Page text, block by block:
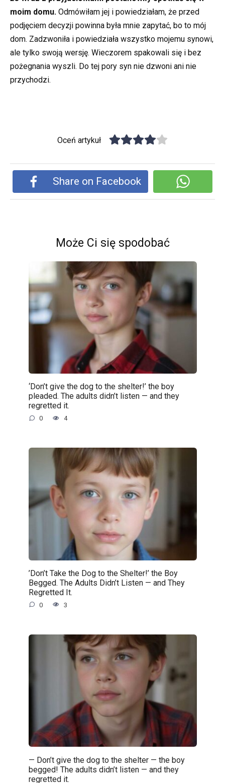
moim domu. Odmówiłam jej i powiedziałam, że przed
podjęciem decyzji powinna była mnie zapytać, bo to mój
dom. Zadzwoniła i powiedziała wszystko mojemu synowi,
ale tylko swoją wersję. Wieczorem spakowali się i bez
pożegnania wyszli. Do tej pory syn nie dzwoni ani nie
przychodzi.
Oceń artykuł
Share on Facebook
Może Ci się spodobać
‘Don’t give the dog to the shelter!’ the boy
pleaded. The adults didn’t listen — and they
regretted it.
0 4
’Don’t Take the Dog to the Shelter!’ the Boy
Begged. The Adults Didn’t Listen — and They
Regretted It.
0 3
— Don’t give the dog to the shelter — the boy
begged! The adults didn’t listen — and they
regretted it.